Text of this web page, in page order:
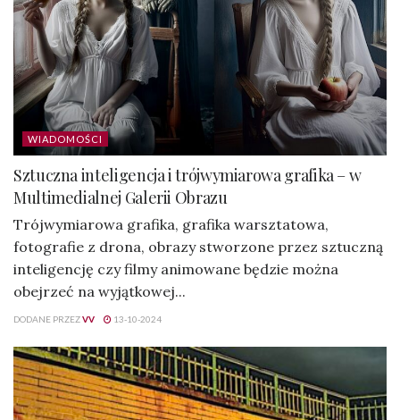
WIADOMOŚCI
Sztuczna inteligencja i trójwymiarowa grafika – w
Multimedialnej Galerii Obrazu
Trójwymiarowa grafika, grafika warsztatowa,
fotografie z drona, obrazy stworzone przez sztuczną
inteligencję czy filmy animowane będzie można
obejrzeć na wyjątkowej...
DODANE PRZEZVV 13-10-2024